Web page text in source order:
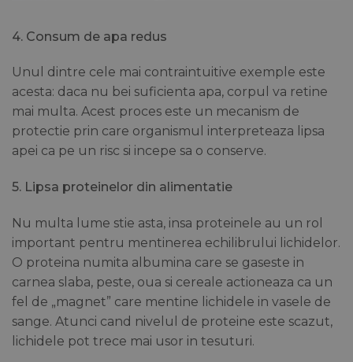
4. Consum de apa redus
Unul dintre cele mai contraintuitive exemple este
acesta: daca nu bei suficienta apa, corpul va retine
mai multa. Acest proces este un mecanism de
protectie prin care organismul interpreteaza lipsa
apei ca pe un risc si incepe sa o conserve.
5. Lipsa proteinelor din alimentatie
Nu multa lume stie asta, insa proteinele au un rol
important pentru mentinerea echilibrului lichidelor.
O proteina numita albumina care se gaseste in
carnea slaba, peste, oua si cereale actioneaza ca un
fel de „magnet” care mentine lichidele in vasele de
sange. Atunci cand nivelul de proteine este scazut,
lichidele pot trece mai usor in tesuturi.